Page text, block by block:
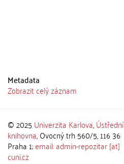
Metadata
Zobrazit celý záznam
© 2025 Univerzita Karlova,Ústřední
knihovna, Ovocný trh 560/5, 116 36
Praha 1;email: admin-repozitar [at]
cuni.cz